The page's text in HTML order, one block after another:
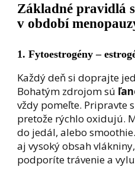
Základné pravidlá
v období
1. Fytoestrogény –
Každý deň si doprajte
Bohatým zdrojom sú
vždy pomeľte. Pripravte
pretože rýchlo oxidujú.
do jedál, alebo
aj vysoký obsah
podporíte trávenie a